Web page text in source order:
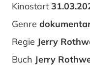
Kinostart
Genre
Regie Jerry
Buch Jerry